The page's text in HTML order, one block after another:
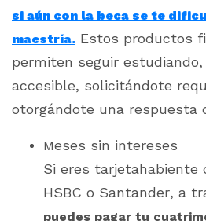
si aún con la beca se te
maestría. Estos productos
permiten seguir
accesible, solicitándote
otorgándote una respuesta
Meses sin intereses
Si eres tarjetahabiente
HSBC o Santander, a
puedes pagar tu